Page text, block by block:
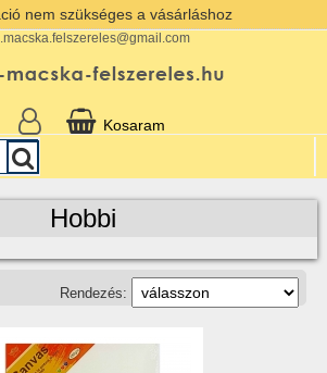
nem szükséges a vásárláshoz
Kosaram
Hobbi
Rendezés: